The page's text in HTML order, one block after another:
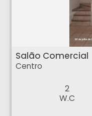
Salão Comercial - Centro - Ribeirão Preto
Salão Comercial
Centro
2
W.C